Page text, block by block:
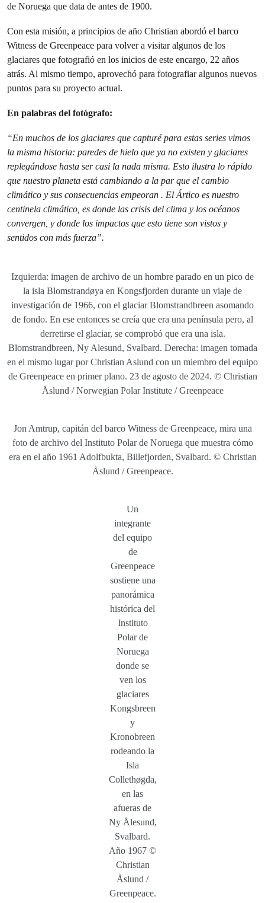
de Noruega que data de antes de 1900.
Con esta misión, a principios de año Christian abordó el barco
Witness de Greenpeace para volver a visitar algunos de los
glaciares que fotografió en los inicios de este encargo, 22 años
atrás. Al mismo tiempo, aprovechó para fotografiar algunos nuevos
puntos para su proyecto actual.
En palabras del fotógrafo:
“En muchos de los glaciares que capturé para estas series vimos
la misma historia: paredes de hielo que ya no existen y glaciares
replegándose hasta ser casi la nada misma. Esto ilustra lo rápido
que nuestro planeta está cambiando a la par que el cambio
climático y sus consecuencias empeoran . El Ártico es nuestro
centinela climático, es donde las crisis del clima y los océanos
convergen, y donde los impactos que esto tiene son vistos y
sentidos con más fuerza”.
Izquierda: imagen de archivo de un hombre parado en un pico de
la isla Blomstrandøya en Kongsfjorden durante un viaje de
investigación de 1966, con el glaciar Blomstrandbreen asomando
de fondo. En ese entonces se creía que era una península pero, al
derretirse el glaciar, se comprobó que era una isla.
Blomstrandbreen, Ny Alesund, Svalbard. Derecha: imagen tomada
en el mismo lugar por Christian Aslund con un miembro del equipo
de Greenpeace en primer plano. 23 de agosto de 2024. © Christian
Åslund / Norwegian Polar Institute / Greenpeace
Jon Amtrup, capitán del barco Witness de Greenpeace, mira una
foto de archivo del Instituto Polar de Noruega que muestra cómo
era en el año 1961 Adolfbukta, Billefjorden, Svalbard. © Christian
Åslund / Greenpeace.
Un
integrante
del equipo
de
Greenpeace
sostiene una
panorámica
histórica del
Instituto
Polar de
Noruega
donde se
ven los
glaciares
Kongsbreen
y
Kronobreen
rodeando la
Isla
Collethøgda,
en las
afueras de
Ny Ålesund,
Svalbard.
Año 1967 ©
Christian
Åslund /
Greenpeace.